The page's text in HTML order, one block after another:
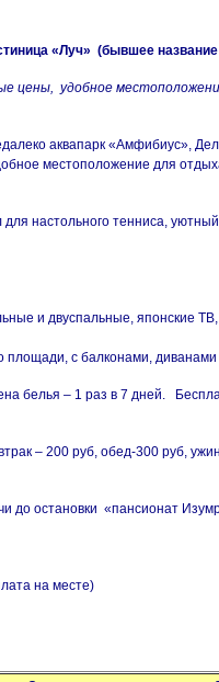
«Луч» (бывшее
цены, удобное
аквапарк «Амфибиус»,
местоположение для
настольного тенниса,
и двуспальные, японские
с балконами,
белья – 1 раз в 7 дней.
– 200 руб, обед-300 руб,
остановки «пансионат
на месте)